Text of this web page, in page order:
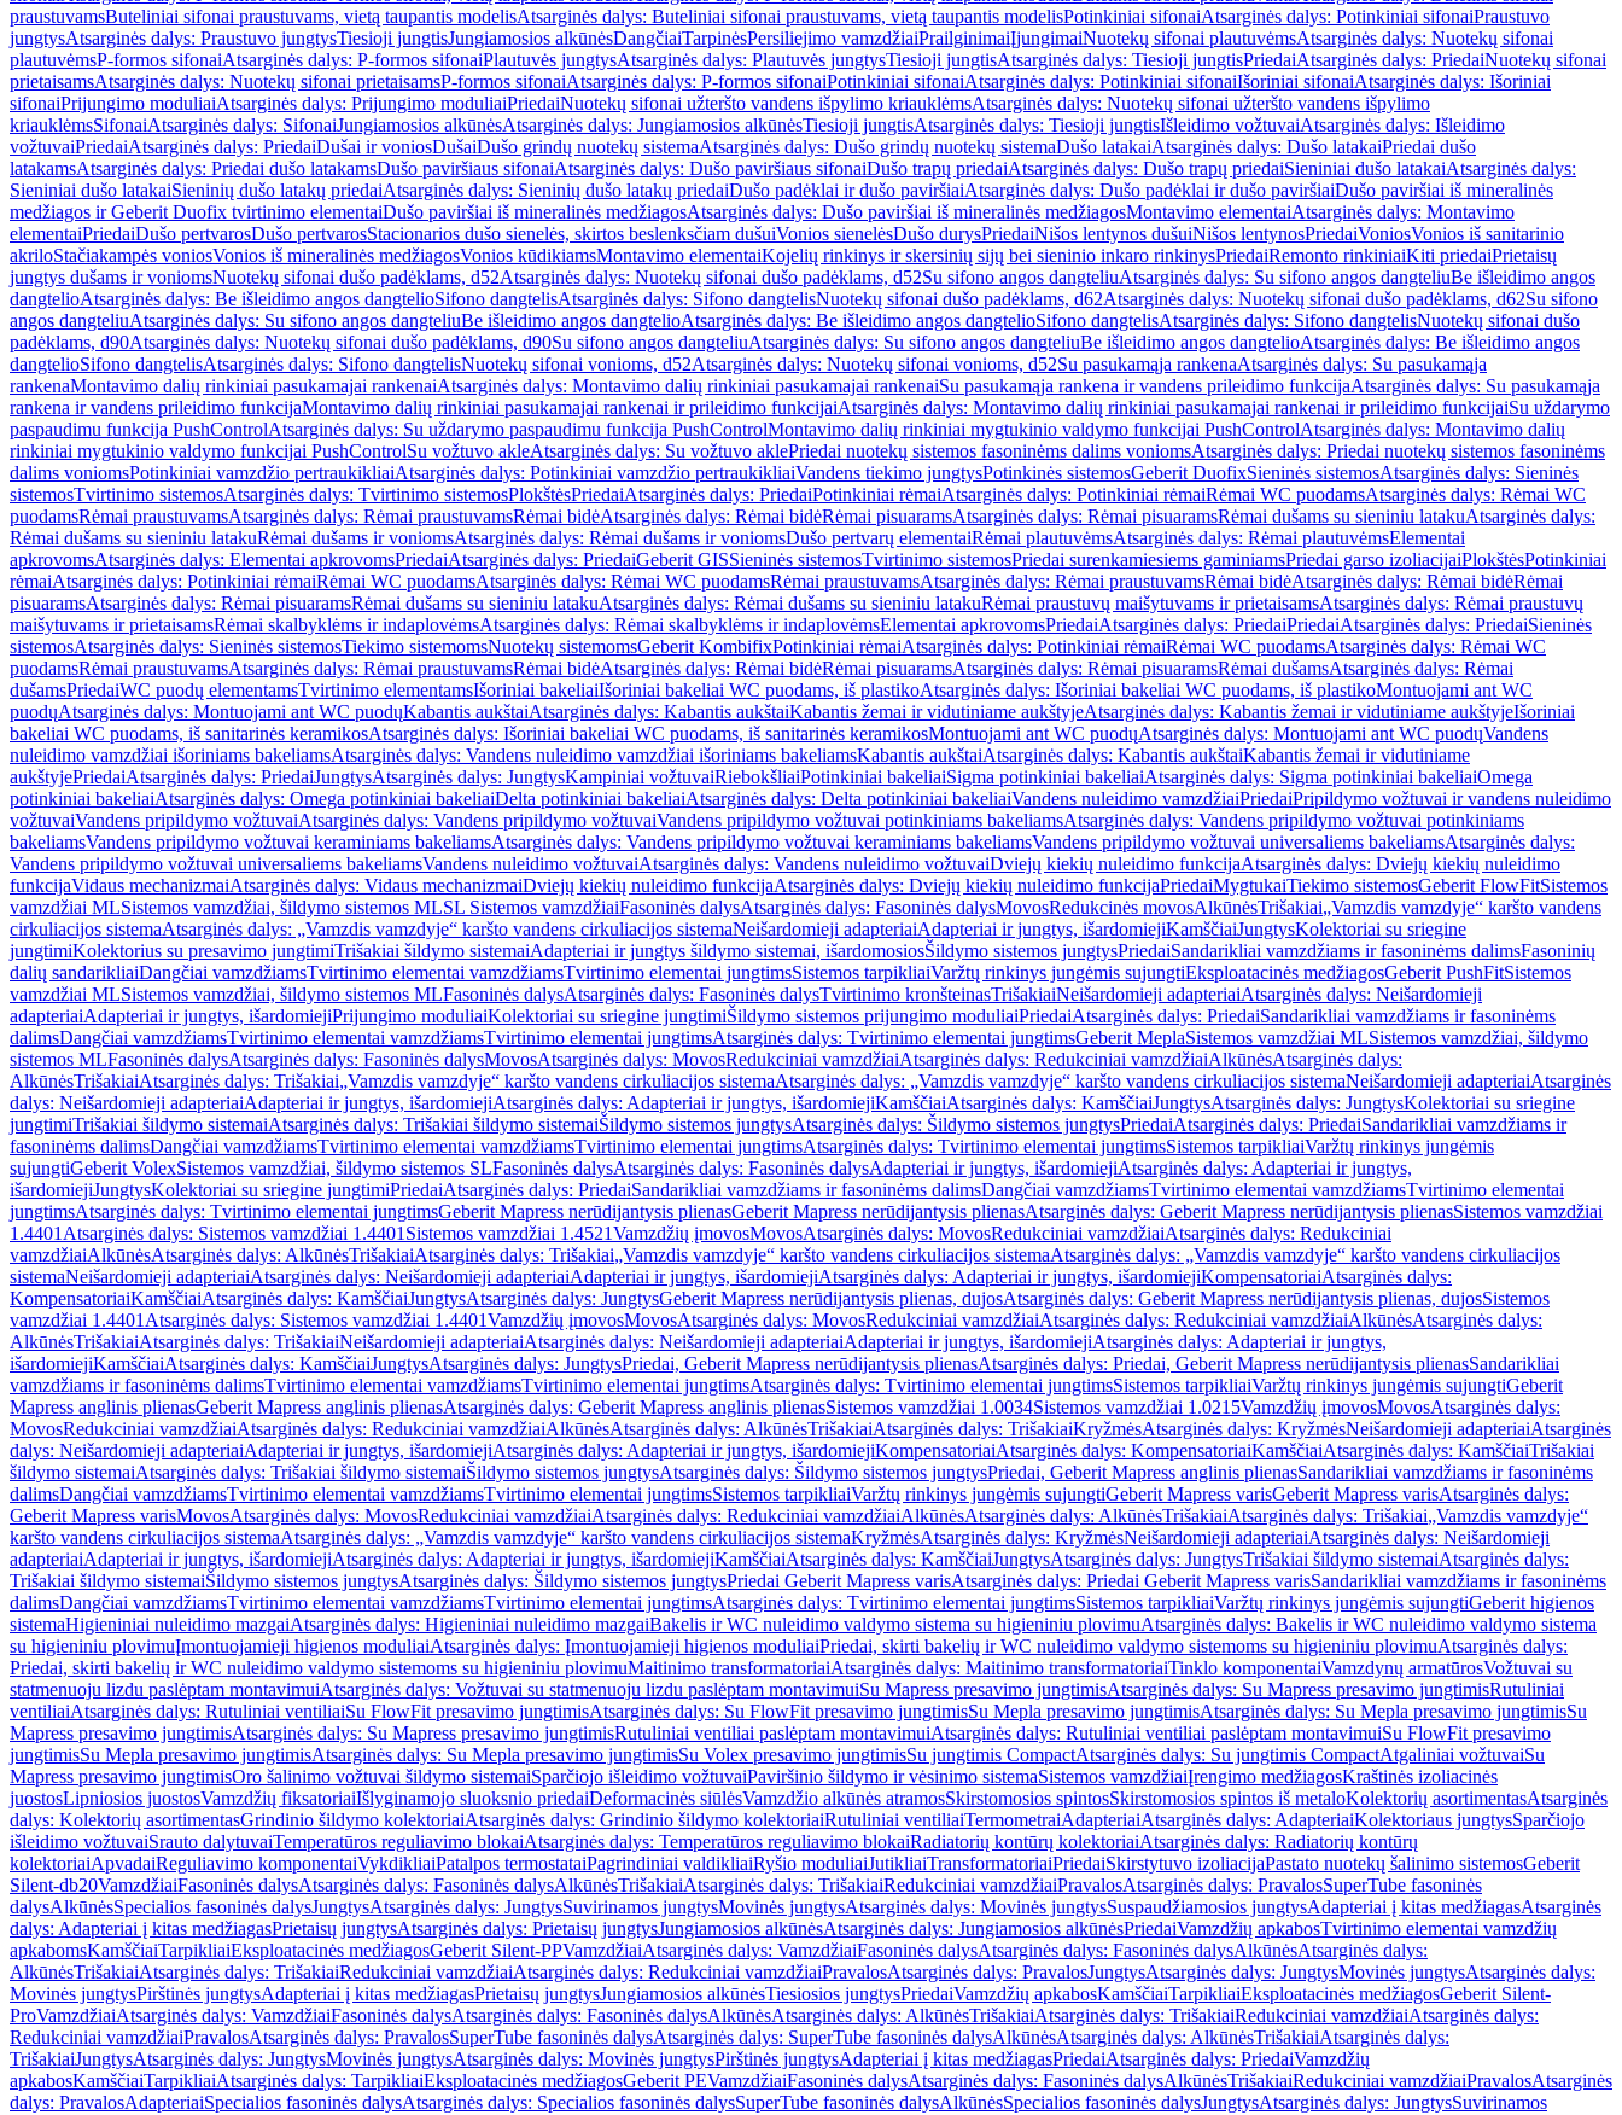
praustuvamsButeliniai sifonai praustuvams, vietą taupantis modelisAtsarginės dalys: Buteliniai sifonai praustuvams, vietą taupantis modelisPotinkiniai sifonaiAtsarginės dalys: Potinkiniai sifonaiPraustuvo
jungtysAtsarginės dalys: Praustuvo jungtysTiesioji jungtisJungiamosios alkūnėsDangčiaiTarpinėsPersiliejimo vamzdžiaiPrailginimaiĮjungimaiNuotekų sifonai plautuvėmsAtsarginės dalys: Nuotekų sifonai
plautuvėmsP-formos sifonaiAtsarginės dalys: P-formos sifonaiPlautuvės jungtysAtsarginės dalys: Plautuvės jungtysTiesioji jungtisAtsarginės dalys: Tiesioji jungtisPriedaiAtsarginės dalys: PriedaiNuotekų sifonai
prietaisamsAtsarginės dalys: Nuotekų sifonai prietaisamsP-formos sifonaiAtsarginės dalys: P-formos sifonaiPotinkiniai sifonaiAtsarginės dalys: Potinkiniai sifonaiIšoriniai sifonaiAtsarginės dalys: Išoriniai
sifonaiPrijungimo moduliaiAtsarginės dalys: Prijungimo moduliaiPriedaiNuotekų sifonai užteršto vandens išpylimo kriauklėmsAtsarginės dalys: Nuotekų sifonai užteršto vandens išpylimo
kriauklėmsSifonaiAtsarginės dalys: SifonaiJungiamosios alkūnėsAtsarginės dalys: Jungiamosios alkūnėsTiesioji jungtisAtsarginės dalys: Tiesioji jungtisIšleidimo vožtuvaiAtsarginės dalys: Išleidimo
vožtuvaiPriedaiAtsarginės dalys: PriedaiDušai ir voniosDušaiDušo grindų nuotekų sistemaAtsarginės dalys: Dušo grindų nuotekų sistemaDušo latakaiAtsarginės dalys: Dušo latakaiPriedai dušo
latakamsAtsarginės dalys: Priedai dušo latakamsDušo paviršiaus sifonaiAtsarginės dalys: Dušo paviršiaus sifonaiDušo trapų priedaiAtsarginės dalys: Dušo trapų priedaiSieniniai dušo latakaiAtsarginės dalys:
Sieniniai dušo latakaiSieninių dušo latakų priedaiAtsarginės dalys: Sieninių dušo latakų priedaiDušo padėklai ir dušo paviršiaiAtsarginės dalys: Dušo padėklai ir dušo paviršiaiDušo paviršiai iš mineralinės
medžiagos ir Geberit Duofix tvirtinimo elementaiDušo paviršiai iš mineralinės medžiagosAtsarginės dalys: Dušo paviršiai iš mineralinės medžiagosMontavimo elementaiAtsarginės dalys: Montavimo
elementaiPriedaiDušo pertvarosDušo pertvarosStacionarios dušo sienelės, skirtos beslenksčiam dušuiVonios sienelėsDušo durysPriedaiNišos lentynos dušuiNišos lentynosPriedaiVoniosVonios iš sanitarinio
akriloStačiakampės voniosVonios iš mineralinės medžiagosVonios kūdikiamsMontavimo elementaiKojelių rinkinys ir skersinių sijų bei sieninio inkaro rinkinysPriedaiRemonto rinkiniaiKiti priedaiPrietaisų
jungtys dušams ir voniomsNuotekų sifonai dušo padėklams, d52Atsarginės dalys: Nuotekų sifonai dušo padėklams, d52Su sifono angos dangteliuAtsarginės dalys: Su sifono angos dangteliuBe išleidimo angos
dangtelioAtsarginės dalys: Be išleidimo angos dangtelioSifono dangtelisAtsarginės dalys: Sifono dangtelisNuotekų sifonai dušo padėklams, d62Atsarginės dalys: Nuotekų sifonai dušo padėklams, d62Su sifono
angos dangteliuAtsarginės dalys: Su sifono angos dangteliuBe išleidimo angos dangtelioAtsarginės dalys: Be išleidimo angos dangtelioSifono dangtelisAtsarginės dalys: Sifono dangtelisNuotekų sifonai dušo
padėklams, d90Atsarginės dalys: Nuotekų sifonai dušo padėklams, d90Su sifono angos dangteliuAtsarginės dalys: Su sifono angos dangteliuBe išleidimo angos dangtelioAtsarginės dalys: Be išleidimo angos
dangtelioSifono dangtelisAtsarginės dalys: Sifono dangtelisNuotekų sifonai vonioms, d52Atsarginės dalys: Nuotekų sifonai vonioms, d52Su pasukamąja rankenaAtsarginės dalys: Su pasukamąja
rankenaMontavimo dalių rinkiniai pasukamajai rankenaiAtsarginės dalys: Montavimo dalių rinkiniai pasukamajai rankenaiSu pasukamąja rankena ir vandens prileidimo funkcijaAtsarginės dalys: Su pasukamąja
rankena ir vandens prileidimo funkcijaMontavimo dalių rinkiniai pasukamajai rankenai ir prileidimo funkcijaiAtsarginės dalys: Montavimo dalių rinkiniai pasukamajai rankenai ir prileidimo funkcijaiSu uždarymo
paspaudimu funkcija PushControlAtsarginės dalys: Su uždarymo paspaudimu funkcija PushControlMontavimo dalių rinkiniai mygtukinio valdymo funkcijai PushControlAtsarginės dalys: Montavimo dalių
rinkiniai mygtukinio valdymo funkcijai PushControlSu vožtuvo akleAtsarginės dalys: Su vožtuvo aklePriedai nuotekų sistemos fasoninėms dalims voniomsAtsarginės dalys: Priedai nuotekų sistemos fasoninėms
dalims voniomsPotinkiniai vamzdžio pertraukikliaiAtsarginės dalys: Potinkiniai vamzdžio pertraukikliaiVandens tiekimo jungtysPotinkinės sistemosGeberit DuofixSieninės sistemosAtsarginės dalys: Sieninės
sistemosTvirtinimo sistemosAtsarginės dalys: Tvirtinimo sistemosPlokštėsPriedaiAtsarginės dalys: PriedaiPotinkiniai rėmaiAtsarginės dalys: Potinkiniai rėmaiRėmai WC puodamsAtsarginės dalys: Rėmai WC
puodamsRėmai praustuvamsAtsarginės dalys: Rėmai praustuvamsRėmai bidėAtsarginės dalys: Rėmai bidėRėmai pisuaramsAtsarginės dalys: Rėmai pisuaramsRėmai dušams su sieniniu latakuAtsarginės dalys:
Rėmai dušams su sieniniu latakuRėmai dušams ir voniomsAtsarginės dalys: Rėmai dušams ir voniomsDušo pertvarų elementaiRėmai plautuvėmsAtsarginės dalys: Rėmai plautuvėmsElementai
apkrovomsAtsarginės dalys: Elementai apkrovomsPriedaiAtsarginės dalys: PriedaiGeberit GISSieninės sistemosTvirtinimo sistemosPriedai surenkamiesiems gaminiamsPriedai garso izoliacijaiPlokštėsPotinkiniai
rėmaiAtsarginės dalys: Potinkiniai rėmaiRėmai WC puodamsAtsarginės dalys: Rėmai WC puodamsRėmai praustuvamsAtsarginės dalys: Rėmai praustuvamsRėmai bidėAtsarginės dalys: Rėmai bidėRėmai
pisuaramsAtsarginės dalys: Rėmai pisuaramsRėmai dušams su sieniniu latakuAtsarginės dalys: Rėmai dušams su sieniniu latakuRėmai praustuvų maišytuvams ir prietaisamsAtsarginės dalys: Rėmai praustuvų
maišytuvams ir prietaisamsRėmai skalbyklėms ir indaplovėmsAtsarginės dalys: Rėmai skalbyklėms ir indaplovėmsElementai apkrovomsPriedaiAtsarginės dalys: PriedaiPriedaiAtsarginės dalys: PriedaiSieninės
sistemosAtsarginės dalys: Sieninės sistemosTiekimo sistemomsNuotekų sistemomsGeberit KombifixPotinkiniai rėmaiAtsarginės dalys: Potinkiniai rėmaiRėmai WC puodamsAtsarginės dalys: Rėmai WC
puodamsRėmai praustuvamsAtsarginės dalys: Rėmai praustuvamsRėmai bidėAtsarginės dalys: Rėmai bidėRėmai pisuaramsAtsarginės dalys: Rėmai pisuaramsRėmai dušamsAtsarginės dalys: Rėmai
dušamsPriedaiWC puodų elementamsTvirtinimo elementamsIšoriniai bakeliaiIšoriniai bakeliai WC puodams, iš plastikoAtsarginės dalys: Išoriniai bakeliai WC puodams, iš plastikoMontuojami ant WC
puodųAtsarginės dalys: Montuojami ant WC puodųKabantis aukštaiAtsarginės dalys: Kabantis aukštaiKabantis žemai ir vidutiniame aukštyjeAtsarginės dalys: Kabantis žemai ir vidutiniame aukštyjeIšoriniai
bakeliai WC puodams, iš sanitarinės keramikosAtsarginės dalys: Išoriniai bakeliai WC puodams, iš sanitarinės keramikosMontuojami ant WC puodųAtsarginės dalys: Montuojami ant WC puodųVandens
nuleidimo vamzdžiai išoriniams bakeliamsAtsarginės dalys: Vandens nuleidimo vamzdžiai išoriniams bakeliamsKabantis aukštaiAtsarginės dalys: Kabantis aukštaiKabantis žemai ir vidutiniame
aukštyjePriedaiAtsarginės dalys: PriedaiJungtysAtsarginės dalys: JungtysKampiniai vožtuvaiRiebokšliaiPotinkiniai bakeliaiSigma potinkiniai bakeliaiAtsarginės dalys: Sigma potinkiniai bakeliaiOmega
potinkiniai bakeliaiAtsarginės dalys: Omega potinkiniai bakeliaiDelta potinkiniai bakeliaiAtsarginės dalys: Delta potinkiniai bakeliaiVandens nuleidimo vamzdžiaiPriedaiPripildymo vožtuvai ir vandens nuleidimo
vožtuvaiVandens pripildymo vožtuvaiAtsarginės dalys: Vandens pripildymo vožtuvaiVandens pripildymo vožtuvai potinkiniams bakeliamsAtsarginės dalys: Vandens pripildymo vožtuvai potinkiniams
bakeliamsVandens pripildymo vožtuvai keraminiams bakeliamsAtsarginės dalys: Vandens pripildymo vožtuvai keraminiams bakeliamsVandens pripildymo vožtuvai universaliems bakeliamsAtsarginės dalys:
Vandens pripildymo vožtuvai universaliems bakeliamsVandens nuleidimo vožtuvaiAtsarginės dalys: Vandens nuleidimo vožtuvaiDviejų kiekių nuleidimo funkcijaAtsarginės dalys: Dviejų kiekių nuleidimo
funkcijaVidaus mechanizmaiAtsarginės dalys: Vidaus mechanizmaiDviejų kiekių nuleidimo funkcijaAtsarginės dalys: Dviejų kiekių nuleidimo funkcijaPriedaiMygtukaiTiekimo sistemosGeberit FlowFitSistemos
vamzdžiai MLSistemos vamzdžiai, šildymo sistemos MLSL Sistemos vamzdžiaiFasoninės dalysAtsarginės dalys: Fasoninės dalysMovosRedukcinės movosAlkūnėsTrišakiai„Vamzdis vamzdyje“ karšto vandens
cirkuliacijos sistemaAtsarginės dalys: „Vamzdis vamzdyje“ karšto vandens cirkuliacijos sistemaNeišardomieji adapteriaiAdapteriai ir jungtys, išardomiejiKamščiaiJungtysKolektoriai su sriegine
jungtimiKolektorius su presavimo jungtimiTrišakiai šildymo sistemaiAdapteriai ir jungtys šildymo sistemai, išardomosiosŠildymo sistemos jungtysPriedaiSandarikliai vamzdžiams ir fasoninėms dalimsFasoninių
dalių sandarikliaiDangčiai vamzdžiamsTvirtinimo elementai vamzdžiamsTvirtinimo elementai jungtimsSistemos tarpikliaiVaržtų rinkinys jungėmis sujungtiEksploatacinės medžiagosGeberit PushFitSistemos
vamzdžiai MLSistemos vamzdžiai, šildymo sistemos MLFasoninės dalysAtsarginės dalys: Fasoninės dalysTvirtinimo kronšteinasTrišakiaiNeišardomieji adapteriaiAtsarginės dalys: Neišardomieji
adapteriaiAdapteriai ir jungtys, išardomiejiPrijungimo moduliaiKolektoriai su sriegine jungtimiŠildymo sistemos prijungimo moduliaiPriedaiAtsarginės dalys: PriedaiSandarikliai vamzdžiams ir fasoninėms
dalimsDangčiai vamzdžiamsTvirtinimo elementai vamzdžiamsTvirtinimo elementai jungtimsAtsarginės dalys: Tvirtinimo elementai jungtimsGeberit MeplaSistemos vamzdžiai MLSistemos vamzdžiai, šildymo
sistemos MLFasoninės dalysAtsarginės dalys: Fasoninės dalysMovosAtsarginės dalys: MovosRedukciniai vamzdžiaiAtsarginės dalys: Redukciniai vamzdžiaiAlkūnėsAtsarginės dalys:
AlkūnėsTrišakiaiAtsarginės dalys: Trišakiai„Vamzdis vamzdyje“ karšto vandens cirkuliacijos sistemaAtsarginės dalys: „Vamzdis vamzdyje“ karšto vandens cirkuliacijos sistemaNeišardomieji adapteriaiAtsarginės
dalys: Neišardomieji adapteriaiAdapteriai ir jungtys, išardomiejiAtsarginės dalys: Adapteriai ir jungtys, išardomiejiKamščiaiAtsarginės dalys: KamščiaiJungtysAtsarginės dalys: JungtysKolektoriai su sriegine
jungtimiTrišakiai šildymo sistemaiAtsarginės dalys: Trišakiai šildymo sistemaiŠildymo sistemos jungtysAtsarginės dalys: Šildymo sistemos jungtysPriedaiAtsarginės dalys: PriedaiSandarikliai vamzdžiams ir
fasoninėms dalimsDangčiai vamzdžiamsTvirtinimo elementai vamzdžiamsTvirtinimo elementai jungtimsAtsarginės dalys: Tvirtinimo elementai jungtimsSistemos tarpikliaiVaržtų rinkinys jungėmis
sujungtiGeberit VolexSistemos vamzdžiai, šildymo sistemos SLFasoninės dalysAtsarginės dalys: Fasoninės dalysAdapteriai ir jungtys, išardomiejiAtsarginės dalys: Adapteriai ir jungtys,
išardomiejiJungtysKolektoriai su sriegine jungtimiPriedaiAtsarginės dalys: PriedaiSandarikliai vamzdžiams ir fasoninėms dalimsDangčiai vamzdžiamsTvirtinimo elementai vamzdžiamsTvirtinimo elementai
jungtimsAtsarginės dalys: Tvirtinimo elementai jungtimsGeberit Mapress nerūdijantysis plienasGeberit Mapress nerūdijantysis plienasAtsarginės dalys: Geberit Mapress nerūdijantysis plienasSistemos vamzdžiai
1.4401 Atsarginės dalys: Sistemos vamzdžiai 1.4401 Sistemos vamzdžiai 1.4521Vamzdžių įmovosMovosAtsarginės dalys: MovosRedukciniai vamzdžiaiAtsarginės dalys: Redukciniai
vamzdžiaiAlkūnėsAtsarginės dalys: AlkūnėsTrišakiaiAtsarginės dalys: Trišakiai„Vamzdis vamzdyje“ karšto vandens cirkuliacijos sistemaAtsarginės dalys: „Vamzdis vamzdyje“ karšto vandens cirkuliacijos
sistemaNeišardomieji adapteriaiAtsarginės dalys: Neišardomieji adapteriaiAdapteriai ir jungtys, išardomiejiAtsarginės dalys: Adapteriai ir jungtys, išardomiejiKompensatoriaiAtsarginės dalys:
KompensatoriaiKamščiaiAtsarginės dalys: KamščiaiJungtysAtsarginės dalys: JungtysGeberit Mapress nerūdijantysis plienas, dujosAtsarginės dalys: Geberit Mapress nerūdijantysis plienas, dujosSistemos
vamzdžiai 1.4401 Atsarginės dalys: Sistemos vamzdžiai 1.4401Vamzdžių įmovosMovosAtsarginės dalys: MovosRedukciniai vamzdžiaiAtsarginės dalys: Redukciniai vamzdžiaiAlkūnėsAtsarginės dalys:
AlkūnėsTrišakiaiAtsarginės dalys: TrišakiaiNeišardomieji adapteriaiAtsarginės dalys: Neišardomieji adapteriaiAdapteriai ir jungtys, išardomiejiAtsarginės dalys: Adapteriai ir jungtys,
išardomiejiKamščiaiAtsarginės dalys: KamščiaiJungtysAtsarginės dalys: JungtysPriedai, Geberit Mapress nerūdijantysis plienasAtsarginės dalys: Priedai, Geberit Mapress nerūdijantysis plienasSandarikliai
vamzdžiams ir fasoninėms dalimsTvirtinimo elementai vamzdžiamsTvirtinimo elementai jungtimsAtsarginės dalys: Tvirtinimo elementai jungtimsSistemos tarpikliaiVaržtų rinkinys jungėmis sujungtiGeberit
Mapress anglinis plienasGeberit Mapress anglinis plienasAtsarginės dalys: Geberit Mapress anglinis plienasSistemos vamzdžiai 1.0034Sistemos vamzdžiai 1.0215Vamzdžių įmovosMovosAtsarginės dalys:
MovosRedukciniai vamzdžiaiAtsarginės dalys: Redukciniai vamzdžiaiAlkūnėsAtsarginės dalys: AlkūnėsTrišakiaiAtsarginės dalys: TrišakiaiKryžmėsAtsarginės dalys: KryžmėsNeišardomieji adapteriaiAtsarginės
dalys: Neišardomieji adapteriaiAdapteriai ir jungtys, išardomiejiAtsarginės dalys: Adapteriai ir jungtys, išardomiejiKompensatoriaiAtsarginės dalys: KompensatoriaiKamščiaiAtsarginės dalys: KamščiaiTrišakiai
šildymo sistemaiAtsarginės dalys: Trišakiai šildymo sistemaiŠildymo sistemos jungtysAtsarginės dalys: Šildymo sistemos jungtysPriedai, Geberit Mapress anglinis plienasSandarikliai vamzdžiams ir fasoninėms
dalimsDangčiai vamzdžiamsTvirtinimo elementai vamzdžiamsTvirtinimo elementai jungtimsSistemos tarpikliaiVaržtų rinkinys jungėmis sujungtiGeberit Mapress varisGeberit Mapress varisAtsarginės dalys:
Geberit Mapress varisMovosAtsarginės dalys: MovosRedukciniai vamzdžiaiAtsarginės dalys: Redukciniai vamzdžiaiAlkūnėsAtsarginės dalys: AlkūnėsTrišakiaiAtsarginės dalys: Trišakiai„Vamzdis vamzdyje“
karšto vandens cirkuliacijos sistemaAtsarginės dalys: „Vamzdis vamzdyje“ karšto vandens cirkuliacijos sistemaKryžmėsAtsarginės dalys: KryžmėsNeišardomieji adapteriaiAtsarginės dalys: Neišardomieji
adapteriaiAdapteriai ir jungtys, išardomiejiAtsarginės dalys: Adapteriai ir jungtys, išardomiejiKamščiaiAtsarginės dalys: KamščiaiJungtysAtsarginės dalys: JungtysTrišakiai šildymo sistemaiAtsarginės dalys:
Trišakiai šildymo sistemaiŠildymo sistemos jungtysAtsarginės dalys: Šildymo sistemos jungtysPriedai Geberit Mapress varisAtsarginės dalys: Priedai Geberit Mapress varisSandarikliai vamzdžiams ir fasoninėms
dalimsDangčiai vamzdžiamsTvirtinimo elementai vamzdžiamsTvirtinimo elementai jungtimsAtsarginės dalys: Tvirtinimo elementai jungtimsSistemos tarpikliaiVaržtų rinkinys jungėmis sujungtiGeberit higienos
sistemaHigieniniai nuleidimo mazgaiAtsarginės dalys: Higieniniai nuleidimo mazgaiBakelis ir WC nuleidimo valdymo sistema su higieniniu plovimuAtsarginės dalys: Bakelis ir WC nuleidimo valdymo sistema
su higieniniu plovimuĮmontuojamieji higienos moduliaiAtsarginės dalys: Įmontuojamieji higienos moduliaiPriedai, skirti bakelių ir WC nuleidimo valdymo sistemoms su higieniniu plovimuAtsarginės dalys:
Priedai, skirti bakelių ir WC nuleidimo valdymo sistemoms su higieniniu plovimuMaitinimo transformatoriaiAtsarginės dalys: Maitinimo transformatoriaiTinklo komponentaiVamzdynų armatūrosVožtuvai su
statmenuoju lizdu paslėptam montavimuiAtsarginės dalys: Vožtuvai su statmenuoju lizdu paslėptam montavimuiSu Mapress presavimo jungtimisAtsarginės dalys: Su Mapress presavimo jungtimisRutuliniai
ventiliaiAtsarginės dalys: Rutuliniai ventiliaiSu FlowFit presavimo jungtimisAtsarginės dalys: Su FlowFit presavimo jungtimisSu Mepla presavimo jungtimisAtsarginės dalys: Su Mepla presavimo jungtimisSu
Mapress presavimo jungtimisAtsarginės dalys: Su Mapress presavimo jungtimisRutuliniai ventiliai paslėptam montavimuiAtsarginės dalys: Rutuliniai ventiliai paslėptam montavimuiSu FlowFit presavimo
jungtimisSu Mepla presavimo jungtimisAtsarginės dalys: Su Mepla presavimo jungtimisSu Volex presavimo jungtimisSu jungtimis CompactAtsarginės dalys: Su jungtimis CompactAtgaliniai vožtuvaiSu
Mapress presavimo jungtimisOro šalinimo vožtuvai šildymo sistemaiSparčiojo išleidimo vožtuvaiPaviršinio šildymo ir vėsinimo sistemaSistemos vamzdžiaiĮrengimo medžiagosKraštinės izoliacinės
juostosLipniosios juostosVamzdžių fiksatoriaiIšlyginamojo sluoksnio priedaiDeformacinės siūlėsVamzdžio alkūnės atramosSkirstomosios spintosSkirstomosios spintos iš metaloKolektorių asortimentasAtsarginės
dalys: Kolektorių asortimentasGrindinio šildymo kolektoriaiAtsarginės dalys: Grindinio šildymo kolektoriaiRutuliniai ventiliaiTermometraiAdapteriaiAtsarginės dalys: AdapteriaiKolektoriaus jungtysSparčiojo
išleidimo vožtuvaiSrauto dalytuvaiTemperatūros reguliavimo blokaiAtsarginės dalys: Temperatūros reguliavimo blokaiRadiatorių kontūrų kolektoriaiAtsarginės dalys: Radiatorių kontūrų
kolektoriaiApvadaiReguliavimo komponentaiVykdikliaiPatalpos termostataiPagrindiniai valdikliaiRyšio moduliaiJutikliaiTransformatoriaiPriedaiSkirstytuvo izoliacijaPastato nuotekų šalinimo sistemosGeberit
Silent-db20VamzdžiaiFasoninės dalysAtsarginės dalys: Fasoninės dalysAlkūnėsTrišakiaiAtsarginės dalys: TrišakiaiRedukciniai vamzdžiaiPravalosAtsarginės dalys: PravalosSuperTube fasoninės
dalysAlkūnėsSpecialios fasoninės dalysJungtysAtsarginės dalys: JungtysSuvirinamos jungtysMovinės jungtysAtsarginės dalys: Movinės jungtysSuspaudžiamosios jungtysAdapteriai į kitas medžiagasAtsarginės
dalys: Adapteriai į kitas medžiagasPrietaisų jungtysAtsarginės dalys: Prietaisų jungtysJungiamosios alkūnėsAtsarginės dalys: Jungiamosios alkūnėsPriedaiVamzdžių apkabosTvirtinimo elementai vamzdžių
apkabomsKamščiaiTarpikliaiEksploatacinės medžiagosGeberit Silent-PPVamzdžiaiAtsarginės dalys: VamzdžiaiFasoninės dalysAtsarginės dalys: Fasoninės dalysAlkūnėsAtsarginės dalys:
AlkūnėsTrišakiaiAtsarginės dalys: TrišakiaiRedukciniai vamzdžiaiAtsarginės dalys: Redukciniai vamzdžiaiPravalosAtsarginės dalys: PravalosJungtysAtsarginės dalys: JungtysMovinės jungtysAtsarginės dalys:
Movinės jungtysPirštinės jungtysAdapteriai į kitas medžiagasPrietaisų jungtysJungiamosios alkūnėsTiesiosios jungtysPriedaiVamzdžių apkabosKamščiaiTarpikliaiEksploatacinės medžiagosGeberit Silent-
ProVamzdžiaiAtsarginės dalys: VamzdžiaiFasoninės dalysAtsarginės dalys: Fasoninės dalysAlkūnėsAtsarginės dalys: AlkūnėsTrišakiaiAtsarginės dalys: TrišakiaiRedukciniai vamzdžiaiAtsarginės dalys:
Redukciniai vamzdžiaiPravalosAtsarginės dalys: PravalosSuperTube fasoninės dalysAtsarginės dalys: SuperTube fasoninės dalysAlkūnėsAtsarginės dalys: AlkūnėsTrišakiaiAtsarginės dalys:
TrišakiaiJungtysAtsarginės dalys: JungtysMovinės jungtysAtsarginės dalys: Movinės jungtysPirštinės jungtysAdapteriai į kitas medžiagasPriedaiAtsarginės dalys: PriedaiVamzdžių
apkabosKamščiaiTarpikliaiAtsarginės dalys: TarpikliaiEksploatacinės medžiagosGeberit PEVamzdžiaiFasoninės dalysAtsarginės dalys: Fasoninės dalysAlkūnėsTrišakiaiRedukciniai vamzdžiaiPravalosAtsarginės
dalys: PravalosAdapteriaiSpecialios fasoninės dalysAtsarginės dalys: Specialios fasoninės dalysSuperTube fasoninės dalysAlkūnėsSpecialios fasoninės dalysJungtysAtsarginės dalys: JungtysSuvirinamos